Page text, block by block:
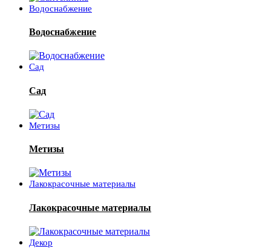
Водоснабжение
Водоснабжение
Сад
Сад
Метизы
Метизы
Лакокрасочные материалы
Лакокрасочные материалы
Декор